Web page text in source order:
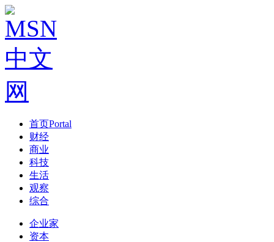
首页Portal
财经
商业
科技
生活
观察
综合
企业家
资本